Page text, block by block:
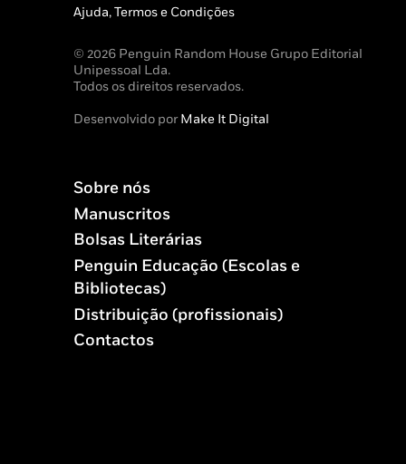
Ajuda, Termos e Condições
© 2026 Penguin Random House Grupo Editorial
Unipessoal Lda.
Todos os direitos reservados.
Desenvolvido porMake It Digital
Sobre nós
Manuscritos
Bolsas Literárias
Penguin Educação (Escolas e
Bibliotecas)
Distribuição (profissionais)
Contactos